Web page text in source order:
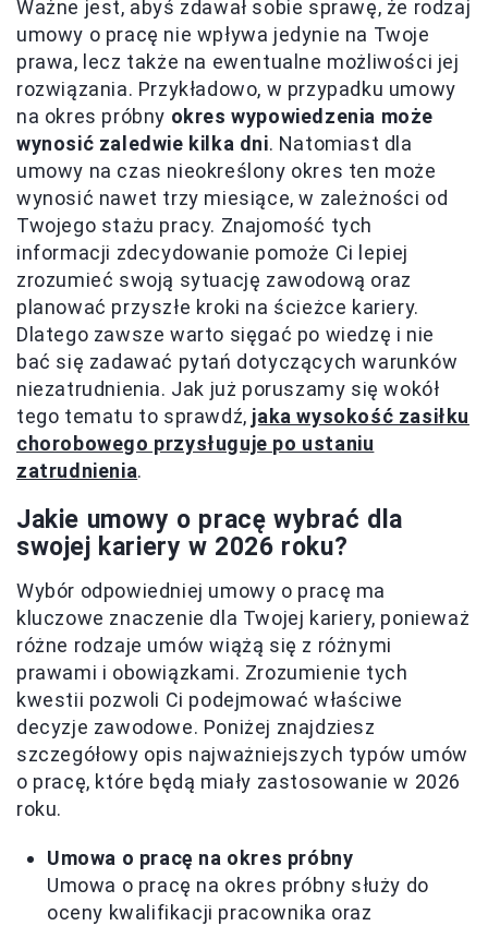
Ważne jest, abyś zdawał sobie sprawę, że rodzaj
umowy o pracę nie wpływa jedynie na Twoje
prawa, lecz także na ewentualne możliwości jej
rozwiązania. Przykładowo, w przypadku umowy
na okres próbny okres wypowiedzenia może
wynosić zaledwie kilka dni. Natomiast dla
umowy na czas nieokreślony okres ten może
wynosić nawet trzy miesiące, w zależności od
Twojego stażu pracy. Znajomość tych
informacji zdecydowanie pomoże Ci lepiej
zrozumieć swoją sytuację zawodową oraz
planować przyszłe kroki na ścieżce kariery.
Dlatego zawsze warto sięgać po wiedzę i nie
bać się zadawać pytań dotyczących warunków
niezatrudnienia. Jak już poruszamy się wokół
tego tematu to sprawdź, jaka wysokość zasiłku
chorobowego przysługuje po ustaniu
zatrudnienia.
Jakie umowy o pracę wybrać dla
swojej kariery w 2026 roku?
Wybór odpowiedniej umowy o pracę ma
kluczowe znaczenie dla Twojej kariery, ponieważ
różne rodzaje umów wiążą się z różnymi
prawami i obowiązkami. Zrozumienie tych
kwestii pozwoli Ci podejmować właściwe
decyzje zawodowe. Poniżej znajdziesz
szczegółowy opis najważniejszych typów umów
o pracę, które będą miały zastosowanie w 2026
roku.
Umowa o pracę na okres próbny
Umowa o pracę na okres próbny służy do
oceny kwalifikacji pracownika oraz